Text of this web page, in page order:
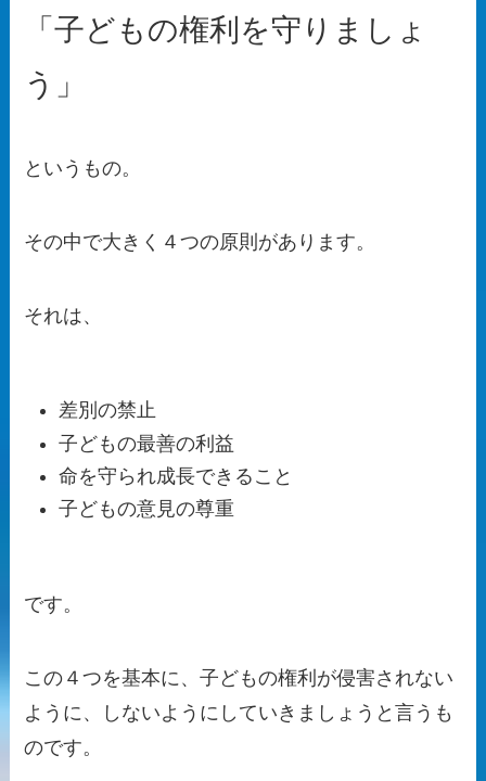
「子どもの権利を守りましょ
う」
というもの。
その中で大きく４つの原則があります。
それは、
差別の禁止
子どもの最善の利益
命を守られ成長できること
子どもの意見の尊重
です。
この４つを基本に、子どもの権利が侵害されない
ように、しないようにしていきましょうと言うも
のです。